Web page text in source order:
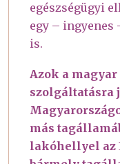
egészségügyi
egy – ingyenes
is.
Azok a
szolgáltatásra
más
lakóhellyel az